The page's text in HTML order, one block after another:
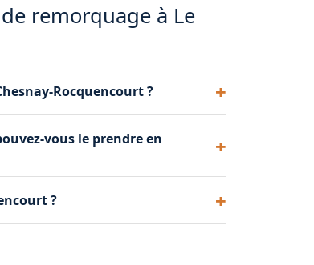
remorquage à Le
Rocquencourt ?
nous nous en chargeons.
vous le prendre en
est manipulé avec le plus grand
?